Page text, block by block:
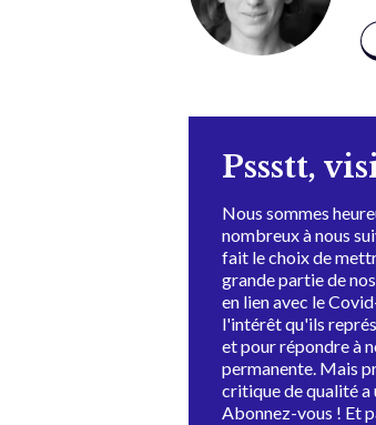
Pssstt,
Nous sommes
nombreux à nous
fait le choix de
grande partie de
en lien avec le
l'intérêt qu'ils
et pour répondre à
permanente. Mais
critique de qualité a
Abonnez-vous ! Et